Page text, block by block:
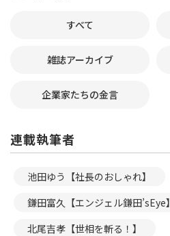
すべて
雑誌アーカイブ
企業家たちの金言
連載執筆者
池田ゆう【社長のおしゃれ】
鎌田富久【エンジェル鎌田’sEye】
北尾吉孝【世相を斬る！】